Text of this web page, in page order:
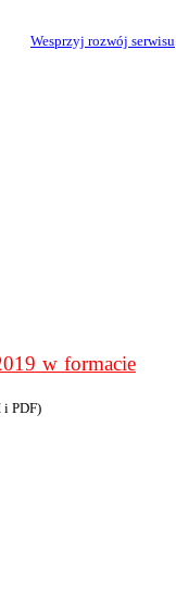
Wesprzyj rozwój serwisu
w formacie
i PDF)